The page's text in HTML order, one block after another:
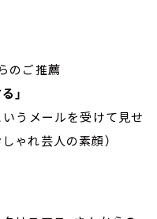
のご推薦
」
いうメールを受けて見せ
ゃれ芸人の素顔）